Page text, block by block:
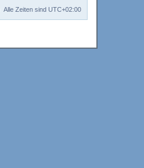
Alle Zeiten sind UTC+02:00